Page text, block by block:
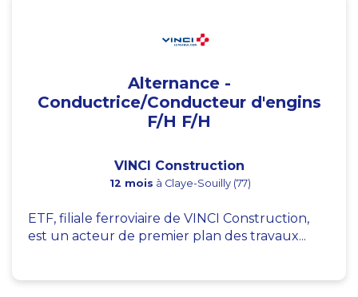
Alternance -
Conductrice/Conducteur d'engins
F/H F/H
VINCI Construction
12 mois à Claye-Souilly (77)
ETF, filiale ferroviaire de VINCI Construction,
est un acteur de premier plan des travaux...